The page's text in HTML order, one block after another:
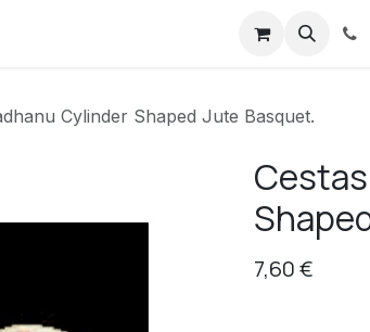
Cylinder Shaped Jute Basquet.
7,60€